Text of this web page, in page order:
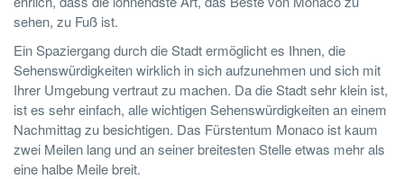
sehen, zu Fuß ist.
Ein Spaziergang durch die Stadt ermöglicht es Ihnen, die
Sehenswürdigkeiten wirklich in sich aufzunehmen und sich mit
Ihrer Umgebung vertraut zu machen. Da die Stadt sehr klein ist,
ist es sehr einfach, alle wichtigen Sehenswürdigkeiten an einem
Nachmittag zu besichtigen. Das Fürstentum Monaco ist kaum
zwei Meilen lang und an seiner breitesten Stelle etwas mehr als
eine halbe Meile breit.